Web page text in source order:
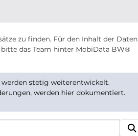
zu finden. Für den Inhalt der Daten
das Team hinter MobiData BW®
stetig weiterentwickelt.
werden hier dokumentiert.